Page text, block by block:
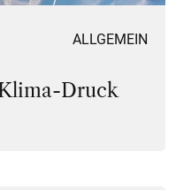
ALLGEMEIN
Druck